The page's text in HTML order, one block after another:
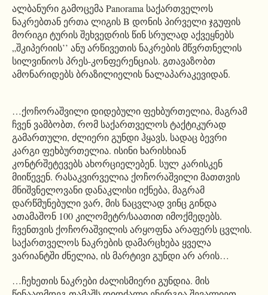
ალბანური გამოცემა Panorama საქართველოს
ნაკრებთან ერთა ლიგის B დონის პირველი ჯგუფის
მორიგი ტურის შეხვედრის წინ სრულად აქვეყნებს
„შკიპერიის’’ ანუ არწივეთის ნაკრების მწვრთნელის
სილვინიოს პრეს-კონფერენციას. გთავაზობთ
ამონარიდებს ბრაზილიელის ნალაპარაკევიდან.
…ქოჩორაშვილი დიდებული ფეხბურთელია, მაგრამ
ჩვენ ვამბობთ, რომ საქართველოს ტაქტიკურად
გამართული, ძლიერი გუნდი ჰყავს, სადაც ბევრი
კარგი ფეხბურთელია. ისინი ხარისხიან
კონტრშეტევებს ახორციელებენ. სულ კარისკენ
მიიწევენ. რასაკვირველია ქოჩორაშვილი მათთვის
მნიშვნელოვანი დანაკლისი იქნება, მაგრამ
დარწმუნებული ვარ, მის ნაცვლად ვინც გინდა
ათამაშონ 100 კილომეტრ/საათით იმოქმედებს.
ჩვენთვის ქოჩორაშვილის არყოფნა არაფერს ცვლის.
საქართველოს ნაკრების დამარცხება ყველა
ვარიანტში ძნელია, ის მარტივი გუნდი არ არის…
…ჩეხეთის ნაკრები ძალისმიერი გუნდია. მის